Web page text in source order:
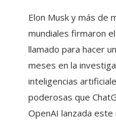
Elon Musk y más de
mundiales firmaron
llamado para hacer
meses en la
inteligencias
poderosas que
OpenAI lanzada